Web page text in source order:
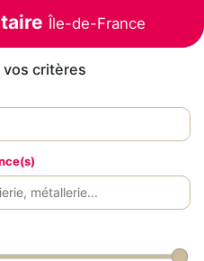
Île-de-France
critères